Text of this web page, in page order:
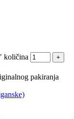
količina
pakiranja